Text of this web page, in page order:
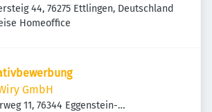
44, 76275 Ettlingen, Deutschland
Homeoffice
GmbH
11, 76344 Eggenstein-